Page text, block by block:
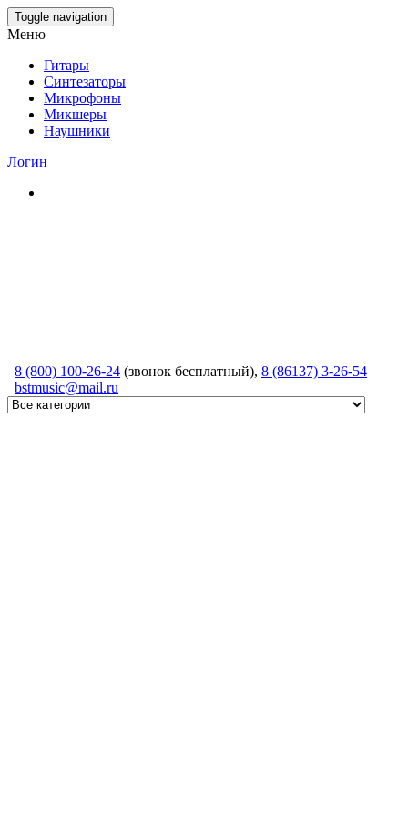
Skip
to
content
Toggle navigation
Меню
Гитары
Синтезаторы
Микрофоны
Микшеры
Наушники
Логин
8 (800) 100-26-24 (звонок бесплатный), 8 (86137) 3-26-54
bstmusic@mail.ru